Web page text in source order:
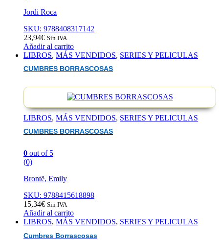
Jordi Roca
SKU: 9788408317142
23,94€ Sin IVA
Añadir al carrito
LIBROS, MÁS VENDIDOS, SERIES Y PELICULAS
CUMBRES BORRASCOSAS
LIBROS, MÁS VENDIDOS, SERIES Y PELICULAS
CUMBRES BORRASCOSAS
0 out of 5
(0)
Brontë, Emily
SKU: 9788415618898
15,34€ Sin IVA
Añadir al carrito
LIBROS, MÁS VENDIDOS, SERIES Y PELICULAS
Cumbres Borrascosas